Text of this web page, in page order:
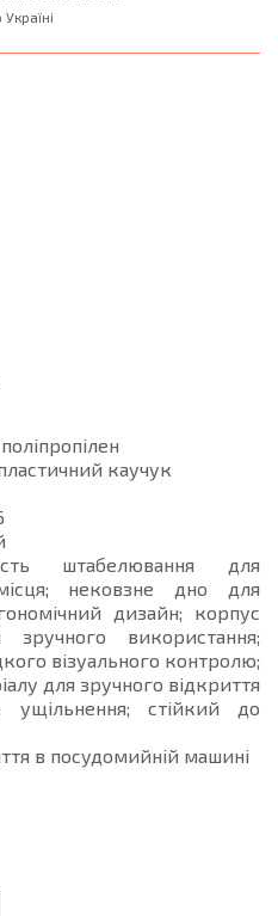
каучук
штабелювання для
нековзне дно для
дизайн; корпус
використання;
візуального контролю;
для зручного відкриття
ущільнення; стійкий до
в посудомийній машині